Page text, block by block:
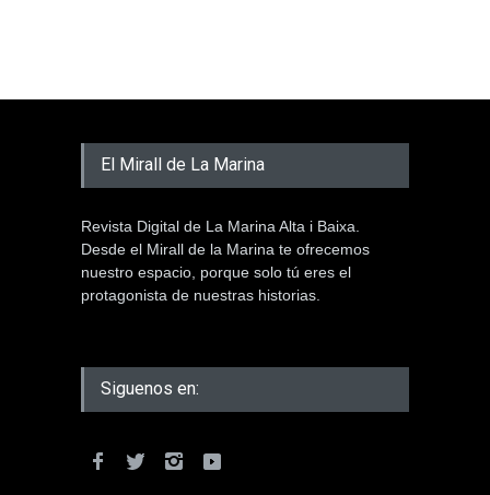
El Mirall de La Marina
Revista Digital de La Marina Alta i Baixa.
Desde el Mirall de la Marina te ofrecemos
nuestro espacio, porque solo tú eres el
protagonista de nuestras historias.
Siguenos en: